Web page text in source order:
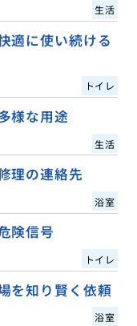
生活
適に使い続ける
トイレ
様な用途
生活
理の連絡先
浴室
険信号
トイレ
を知り賢く依頼
浴室